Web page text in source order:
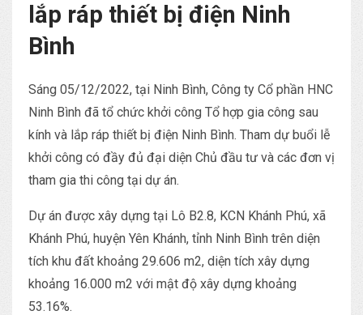
lắp ráp thiết bị điện Ninh
Bình
Sáng 05/12/2022, tại Ninh Bình, Công ty Cổ phần HNC
Ninh Bình đã tổ chức khởi công Tổ hợp gia công sau
kính và lắp ráp thiết bị điện Ninh Bình. Tham dự buổi lễ
khởi công có đầy đủ đại diện Chủ đầu tư và các đơn vị
tham gia thi công tại dự án.
Dự án được xây dựng tại Lô B2.8, KCN Khánh Phú, xã
Khánh Phú, huyện Yên Khánh, tỉnh Ninh Bình trên diện
tích khu đất khoảng 29.606 m2, diện tích xây dựng
khoảng 16.000 m2 với mật độ xây dựng khoảng
53.16%.